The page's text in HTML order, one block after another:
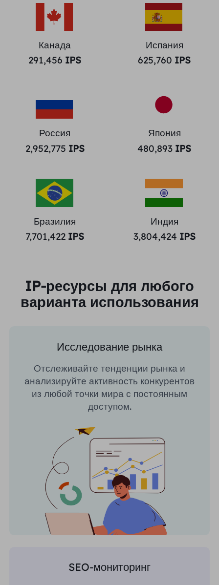
Канада
291,456 IPS
Испания
625,760 IPS
Россия
2,952,775 IPS
Япония
480,893 IPS
Бразилия
7,701,422 IPS
Индия
3,804,424 IPS
IP-ресурсы для любого
варианта использования
Исследование рынка
Отслеживайте тенденции рынка и
анализируйте активность конкурентов
из любой точки мира с постоянным
доступом.
SEO-мониторинг